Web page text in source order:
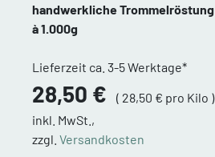
handwerkliche Trommelröstung
à 1.000g
Lieferzeit ca. 3-5 Werktage*
28,50 €
( 28,50 € pro Kilo )
inkl. MwSt.,
zzgl. Versandkosten